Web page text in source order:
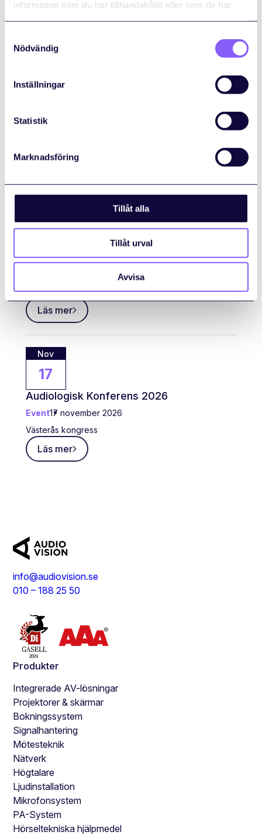
information som du har tillhandahållit eller som de har
Nödvändig
Inställningar
Statistik
Marknadsföring
Tillåt alla
Tillåt urval
Avvisa
LLB Expo
Stockholmsmässan
30
Teamsdagen
Filadelfia Convention Center – Stockholm
Läs mer
Nov
17
Audiologisk Konferens 2026
Event17 november 2026
Västerås kongress
Läs mer
info@audiovision.se
010 – 188 25 50
Produkter
Integrerade AV-lösningar
Projektorer & skärmar
Bokningssystem
Signalhantering
Mötesteknik
Nätverk
Högtalare
Ljudinstallation
Mikrofonsystem
PA-System
Hörseltekniska hjälpmedel